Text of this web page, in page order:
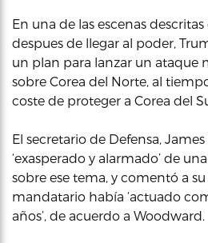
En una de las escenas
despues de llegar al poder,
un plan para lanzar un ataque
sobre Corea del Norte, al
coste de proteger a Corea del
El secretario de Defensa,
‘exasperado y alarmado’ de
sobre ese tema, y comentó a
mandatario había ‘actuado
años’, de acuerdo a Woodward.